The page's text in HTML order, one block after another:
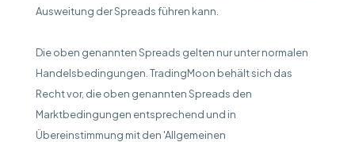
Ausweitung der Spreads führen kann.
Die oben genannten Spreads gelten nur unter normalen
Handelsbedingungen. TradingMoon behält sich das
Recht vor, die oben genannten Spreads den
Marktbedingungen entsprechend und in
Übereinstimmung mit den 'Allgemeinen